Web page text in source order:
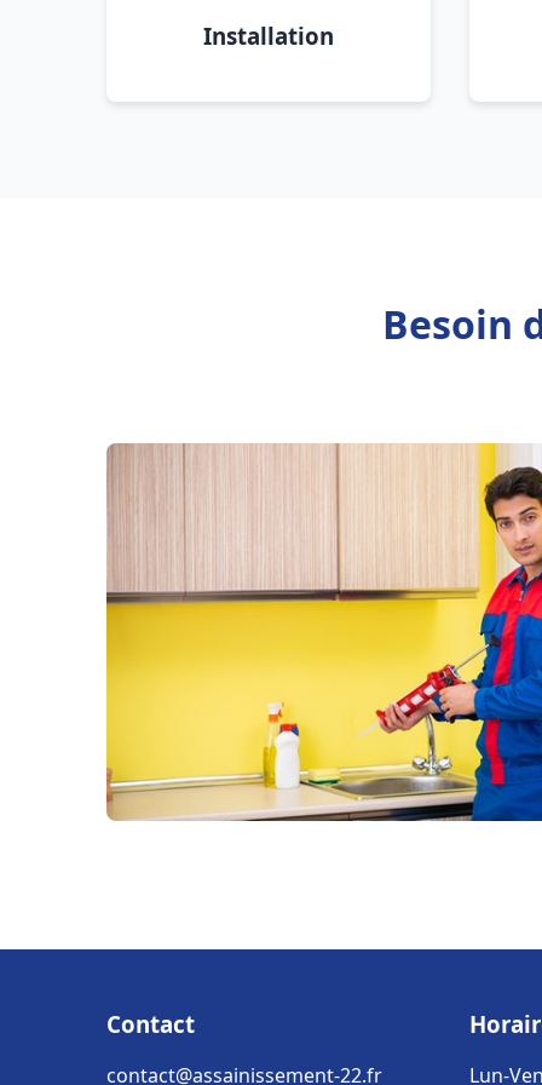
Installation
Besoin
Contact
contact@assainissement-22.fr Lun-